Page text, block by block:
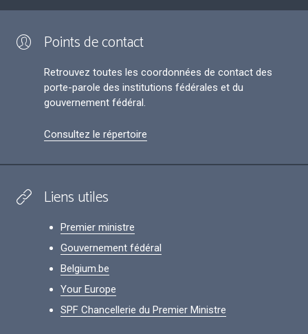
Points de contact
Retrouvez toutes les coordonnées de contact des
porte-parole des institutions fédérales et du
gouvernement fédéral.
Consultez le répertoire
Liens utiles
Premier ministre
Gouvernement fédéral
Belgium.be
Your Europe
SPF Chancellerie du Premier Ministre